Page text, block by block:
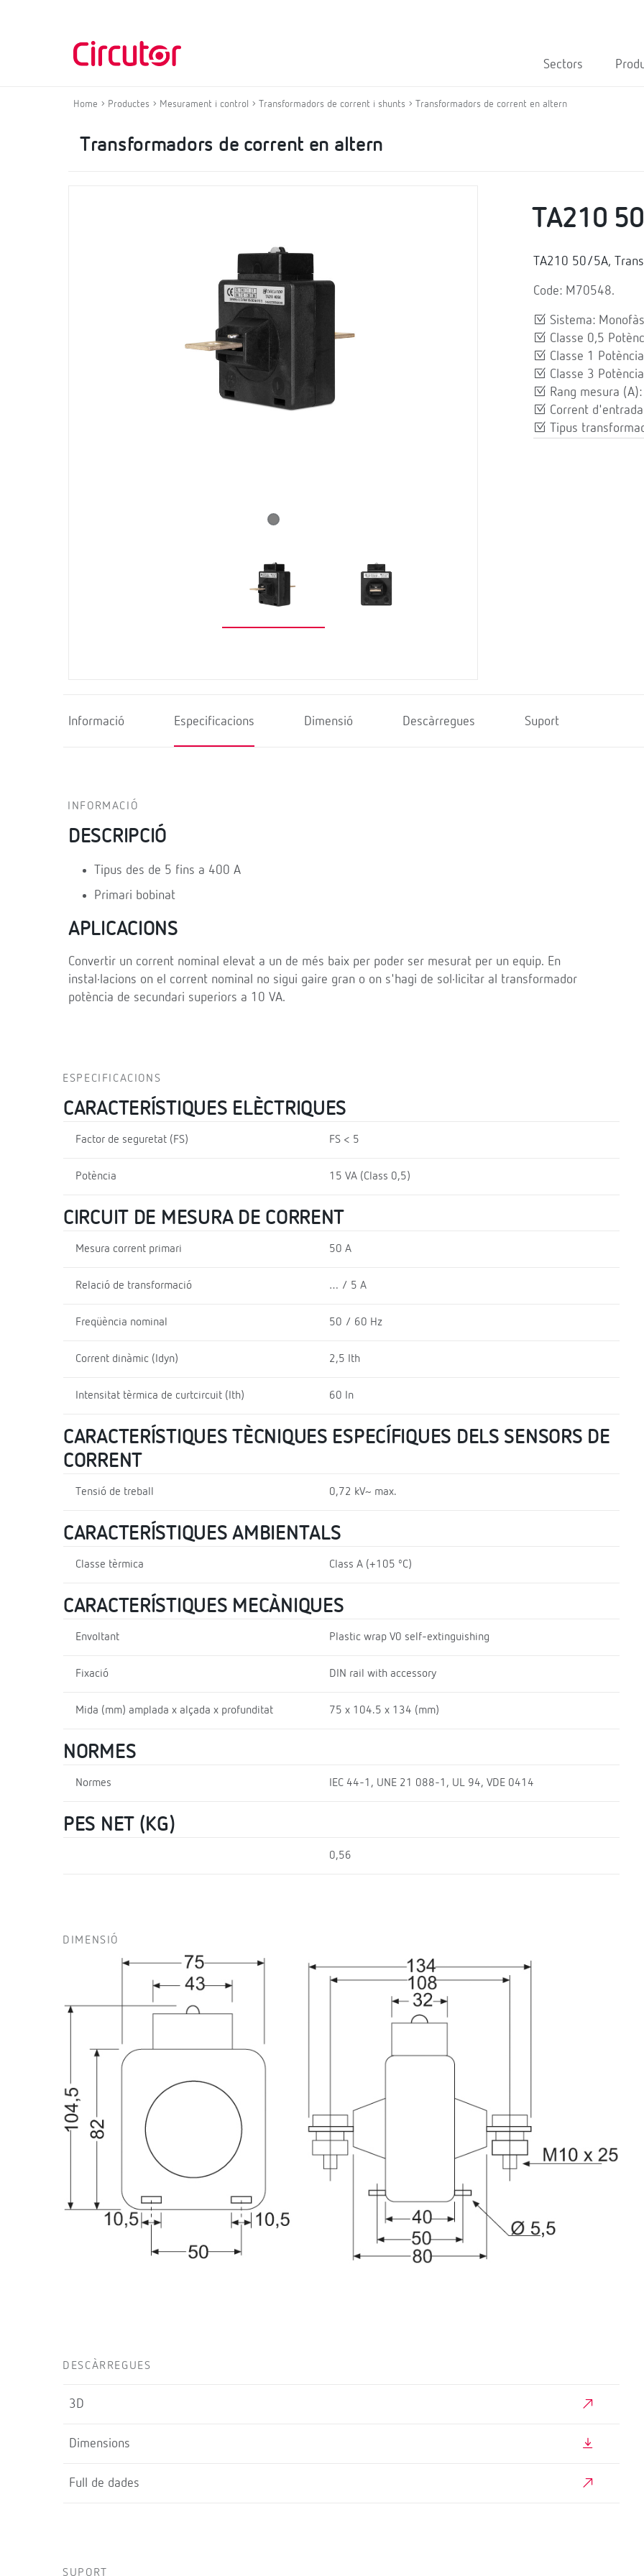
Sectors
Home Productes Mesurament i control Transformadors de corrent i shunts Transformadors de corrent en altern
Transformadors de corrent en altern
TA210
TA210 50/5A,
Code: M70548.
Sistema:
Classe 0,5
Classe 1
Classe 3
Rang mesura
Corrent
Tipus
Informació Especificacions Dimensió Descàrregues Suport
INFORMACIÓ
DESCRIPCIÓ
Tipus des de 5 fins a 400 A
Primari bobinat
APLICACIONS
Convertir un corrent nominal elevat a un de més baix per poder ser mesurat per un equip. En
instal·lacions on el corrent nominal no sigui gaire gran o on s'hagi de sol·licitar al transformador
potència de secundari superiors a 10 VA.
ESPECIFICACIONS
CARACTERÍSTIQUES ELÈCTRIQUES
Factor de seguretat (FS) FS < 5
Potència 15 VA (Class 0,5)
CIRCUIT DE MESURA DE CORRENT
Mesura corrent primari 50 A
Relació de transformació … / 5 A
Freqüència nominal 50 / 60 Hz
Corrent dinàmic (Idyn) 2,5 Ith
Intensitat tèrmica de curtcircuit (Ith) 60 In
CARACTERÍSTIQUES TÈCNIQUES ESPECÍFIQUES DELS SENSORS DE
CORRENT
Tensió de treball 0,72 kV~ max.
CARACTERÍSTIQUES AMBIENTALS
Classe tèrmica Class A (+105 ºC)
CARACTERÍSTIQUES MECÀNIQUES
Envoltant Plastic wrap V0 self-extinguishing
Fixació DIN rail with accessory
Mida (mm) amplada x alçada x profunditat 75 x 104.5 x 134 (mm)
NORMES
Normes IEC 44-1, UNE 21 088-1, UL 94, VDE 0414
PES NET (KG)
0,56
DIMENSIÓ
DESCÀRREGUES
3D
Dimensions
Full de dades
SUPORT